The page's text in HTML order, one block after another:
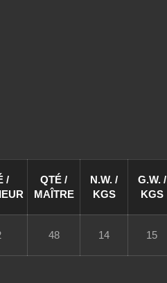
/
QTÉ /
MAÎTRE
N.W. /
KGS
G.W. /
KGS
48 14 15